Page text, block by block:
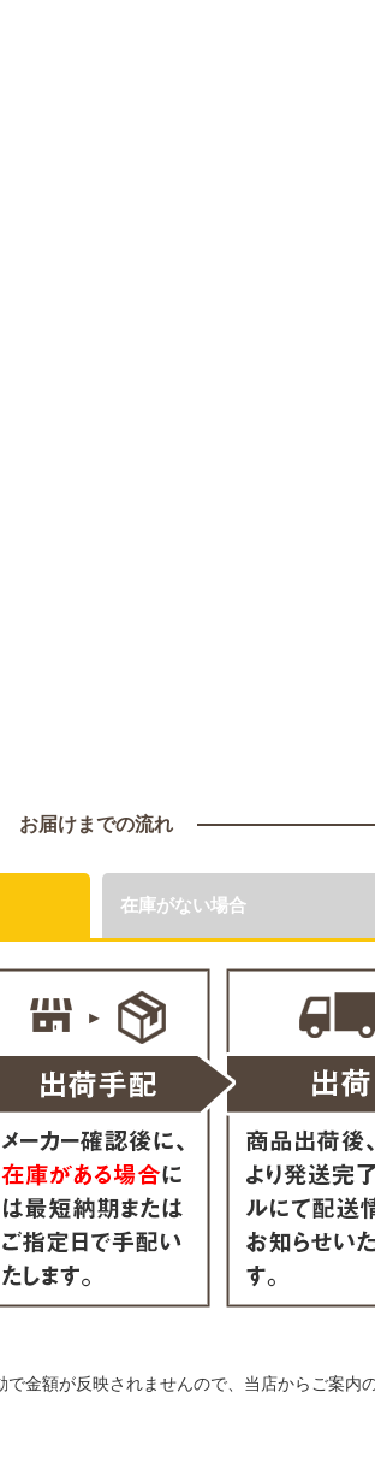
お届けまでの流れ
在庫がない場合
金額が反映されませんので、当店からご案内